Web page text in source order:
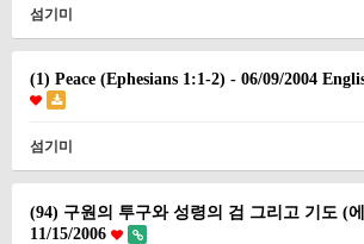
섬기미
(1) Peace (Ephesians 1:1-2) - 06/09/2004
섬기미
(94) 구원의 투구와 성령의 검 그리고 기도 (
11/15/2006